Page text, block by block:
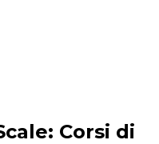
Esperienze
Corsi di